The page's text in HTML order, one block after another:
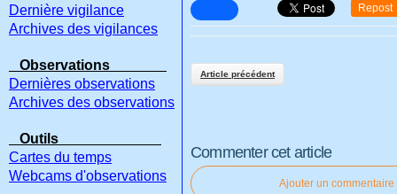
Repost
Article précédent
Commenter cet article
Ajouter un commentaire
Dernière vigilance
Archives des vigilances
Observations
Dernières observations
Archives des observations
Outils
Cartes du temps
Webcams d'observations